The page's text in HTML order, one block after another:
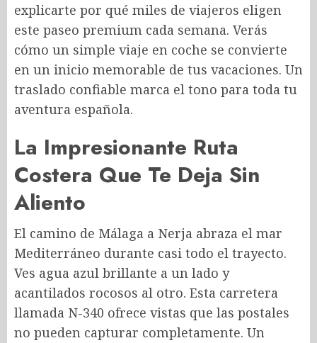
explicarte por qué miles de viajeros eligen
este paseo premium cada semana. Verás
cómo un simple viaje en coche se convierte
en un inicio memorable de tus vacaciones. Un
traslado confiable marca el tono para toda tu
aventura española.
La Impresionante Ruta
Costera Que Te Deja Sin
Aliento
El camino de Málaga a Nerja abraza el mar
Mediterráneo durante casi todo el trayecto.
Ves agua azul brillante a un lado y
acantilados rocosos al otro. Esta carretera
llamada N-340 ofrece vistas que las postales
no pueden capturar completamente. Un